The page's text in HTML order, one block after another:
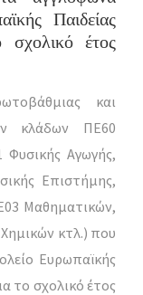
Παιδείας
έτος
και
κλάδων ΠΕ60
Αγωγής,
Επιστήμης,
Μαθηματικών,
κτλ.) που
Ευρωπαϊκής
το σχολικό έτος